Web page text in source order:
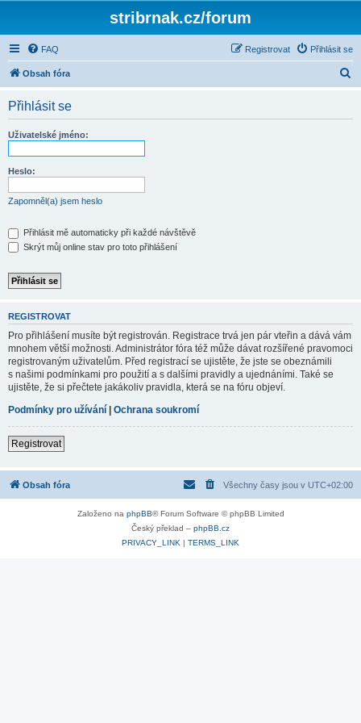
stribrnak.cz/forum
FAQ Přihlásit se
Registrovat
Obsah fóra
Přihlásit se
Uživatelské jméno:
Heslo:
Zapomněl(a) jsem heslo
Přihlásit mě automaticky při každé návštěvě
Skrýt můj online stav pro toto přihlášení
REGISTROVAT
Pro přihlášení musíte být registrován. Registrace trvá jen pár vteřin a dává vám
mnohem větší možnosti. Administrátor fóra též může dávat rozšířené pravomoci
registrovaným uživatelům. Před registrací se ujistěte, že jste se obeznámili
s našimi podmínkami pro použití a s dalšími pravidly a ujednáními. Také se
ujistěte, že si přečtete jakákoliv pravidla, která se na fóru objeví.
Podmínky pro užívání | Ochrana soukromí
Registrovat
Obsah fóra Všechny časy jsou v UTC+02:00
Založeno na phpBB® Forum Software © phpBB Limited
Český překlad – phpBB.cz
PRIVACY_LINK | TERMS_LINK